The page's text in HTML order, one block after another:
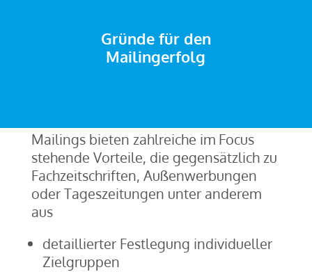
Gründe für den
Mailingerfolg
Mailings bieten zahlreiche im Focus
stehende Vorteile, die gegensätzlich zu
Fachzeitschriften, Außenwerbungen
oder Tageszeitungen unter anderem
aus
detaillierter Festlegung individueller
Zielgruppen